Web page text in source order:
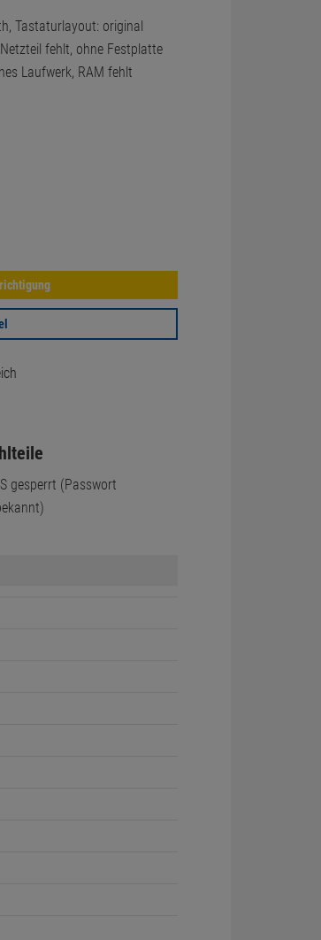
Tastaturlayout: original
fehlt, ohne Festplatte
Laufwerk, RAM fehlt
gesperrt (Passwort